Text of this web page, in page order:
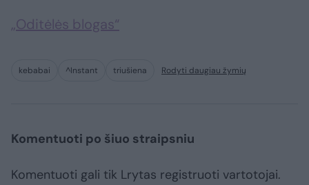
„Oditėlės blogas“
kebabai ^Instant triušiena Rodyti daugiau žymių
Komentuoti po šiuo straipsniu
Komentuoti gali tik Lrytas registruoti vartotojai.